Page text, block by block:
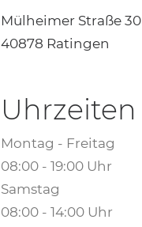
Mülheimer Straße 30
40878 Ratingen
Uhrzeiten
Montag - Freitag
08:00 - 19:00 Uhr
Samstag
08:00 - 14:00 Uhr